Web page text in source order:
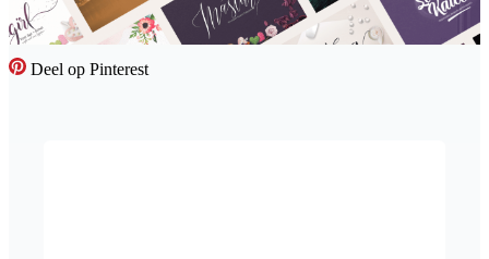
Deel op Pinterest